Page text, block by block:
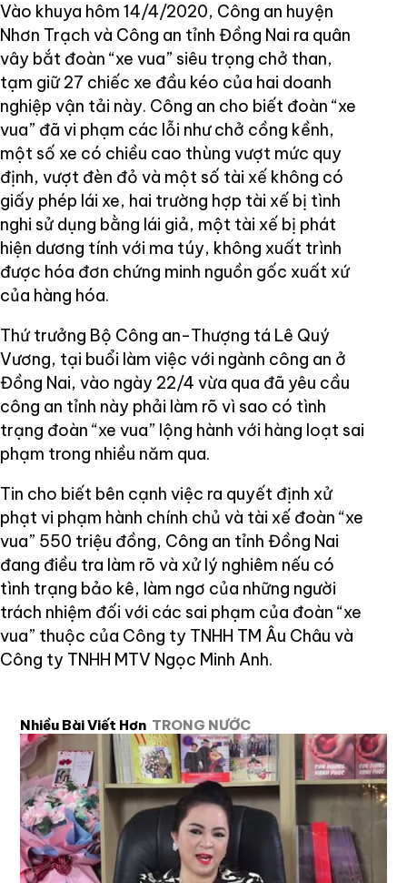
Vào khuya hôm 14/4/2020, Công an huyện
Nhơn Trạch và Công an tỉnh Đồng Nai ra quân
vây bắt đoàn “xe vua” siêu trọng chở than,
tạm giữ 27 chiếc xe đầu kéo của hai doanh
nghiệp vận tải này. Công an cho biết đoàn “xe
vua” đã vi phạm các lỗi như chở cồng kềnh,
một số xe có chiều cao thùng vượt mức quy
định, vượt đèn đỏ và một số tài xế không có
giấy phép lái xe, hai trường hợp tài xế bị tình
nghi sử dụng bằng lái giả, một tài xế bị phát
hiện dương tính với ma túy, không xuất trình
được hóa đơn chứng minh nguồn gốc xuất xứ
của hàng hóa.
Thứ trưởng Bộ Công an-Thượng tá Lê Quý
Vương, tại buổi làm việc với ngành công an ở
Đồng Nai, vào ngày 22/4 vừa qua đã yêu cầu
công an tỉnh này phải làm rõ vì sao có tình
trạng đoàn “xe vua” lộng hành với hàng loạt sai
phạm trong nhiều năm qua.
Tin cho biết bên cạnh việc ra quyết định xử
phạt vi phạm hành chính chủ và tài xế đoàn “xe
vua” 550 triệu đồng, Công an tỉnh Đồng Nai
đang điều tra làm rõ và xử lý nghiêm nếu có
tình trạng bảo kê, làm ngơ của những người
trách nhiệm đối với các sai phạm của đoàn “xe
vua” thuộc của Công ty TNHH TM Âu Châu và
Công ty TNHH MTV Ngọc Minh Anh.
Nhiều Bài Viết Hơn TRONG NƯỚC